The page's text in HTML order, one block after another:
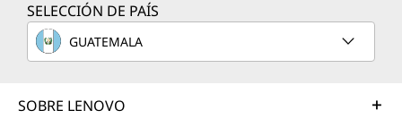
SELECCIÓN DE PAÍS
GUATEMALA
SOBRE LENOVO